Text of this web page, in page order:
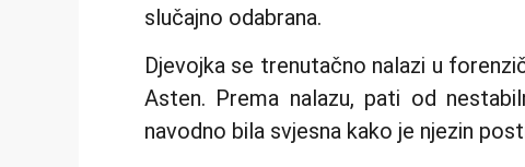
slučajno odabrana.
Djevojka se trenutačno nalazi u
Asten. Prema nalazu, pati od
navodno bila svjesna kako je njezin